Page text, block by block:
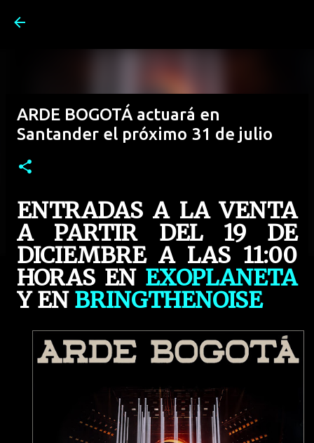
ARDE BOGOTÁ actuará en
Santander el próximo 31 de julio
ENTRADAS A LA VENTA
A PARTIR DEL 19 DE
DICIEMBRE A LAS 11:00
HORAS EN EXOPLANETA
Y EN BRINGTHENOISE